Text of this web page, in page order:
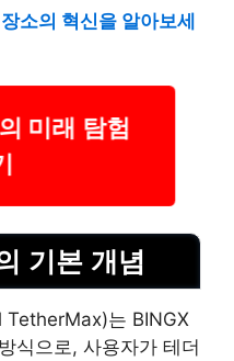
소의 혁신을 알아보세
미래 탐험
기본 개념
TetherMax)는 BINGX
식으로, 사용자가 테더